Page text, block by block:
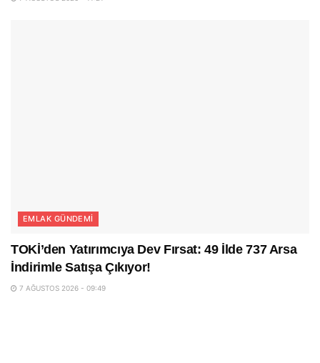
EMLAK GÜNDEMI
TOKİ’den Yatırımcıya Dev Fırsat: 49 İlde 737 Arsa
İndirimle Satışa Çıkıyor!
7 AĞUSTOS 2026 - 09:49